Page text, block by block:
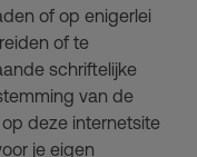
of op enigerlei
of te
schriftelijke
van de
deze internetsite
je eigen